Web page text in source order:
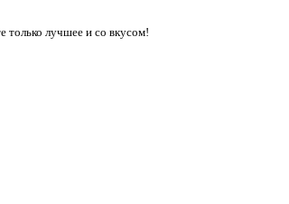
только лучшее и со вкусом!